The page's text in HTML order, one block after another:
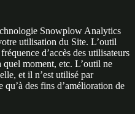
Snowplow Analytics
utilisation du Site. L’outil
d’accès des utilisateurs
quel moment, etc. L’outil ne
et il n’est utilisé par
qu’à des fins d’amélioration de